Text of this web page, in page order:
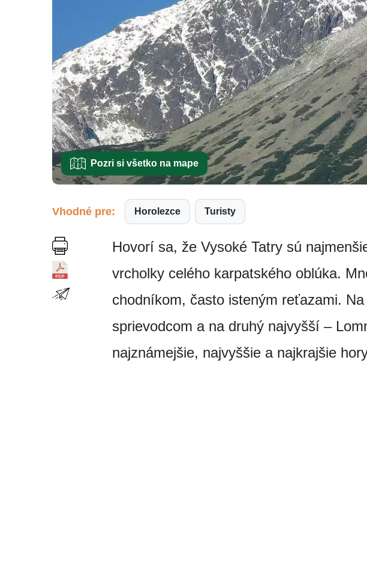
Pozri si všetko na mape
Vhodné pre: Horolezce Turisty
Hovorí sa, že Vysoké Tatry sú
vrcholky celého karpatského oblúka.
chodníkom, často isteným reťazami.
sprievodcom a na druhý najvyšší –
najznámejšie, najvyššie a najkrajšie